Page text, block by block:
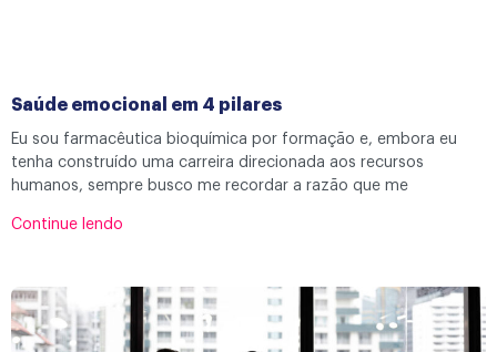
Saúde emocional em 4 pilares
Eu sou farmacêutica bioquímica por formação e, embora eu
tenha construído uma carreira direcionada aos recursos
humanos, sempre busco me recordar a razão que me
Continue lendo